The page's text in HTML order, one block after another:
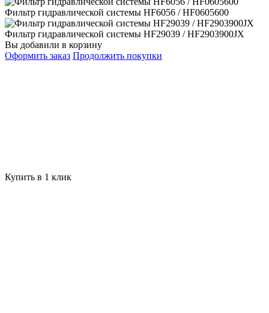
Фильтр гидравлической системы HF6056 / HF0605600
Фильтр гидравлической системы HF29039 / HF2903900JX
Вы добавили в корзину
Оформить заказ Продолжить покупки
Купить в 1 клик